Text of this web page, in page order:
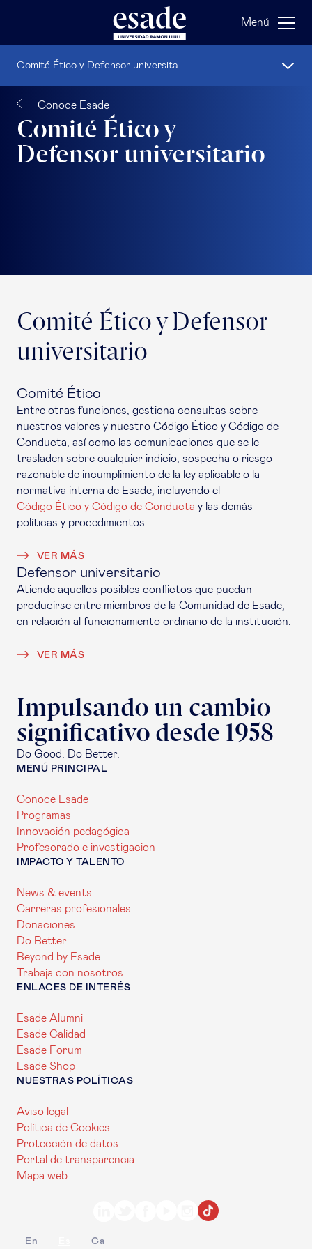
Menú
Conoce Esade
Comité Ético y
Defensor universitario
Comité Ético y Defensor universitario
Comité Ético y Defensor
universitario
Comité Ético
Entre otras funciones, gestiona consultas sobre
nuestros valores y nuestro Código Ético y Código de
Conducta, así como las comunicaciones que se le
trasladen sobre cualquier indicio, sospecha o riesgo
razonable de incumplimiento de la ley aplicable o la
normativa interna de Esade, incluyendo el
Código Ético y Código de Conducta y las demás
políticas y procedimientos.
VER MÁS
Defensor universitario
Atiende aquellos posibles conflictos que puedan
producirse entre miembros de la Comunidad de Esade,
en relación al funcionamiento ordinario de la institución.
VER MÁS
Impulsando un cambio
significativo desde 1958
Do Good. Do Better.
MENÚ PRINCIPAL
Conoce Esade
Programas
Innovación pedagógica
Profesorado e investigacion
IMPACTO Y TALENTO
News & events
Carreras profesionales
Donaciones
Do Better
Beyond by Esade
Trabaja con nosotros
ENLACES DE INTERÉS
Esade Alumni
Esade Calidad
Esade Forum
Esade Shop
NUESTRAS POLÍTICAS
Aviso legal
Política de Cookies
Protección de datos
Portal de transparencia
Mapa web
En Ca